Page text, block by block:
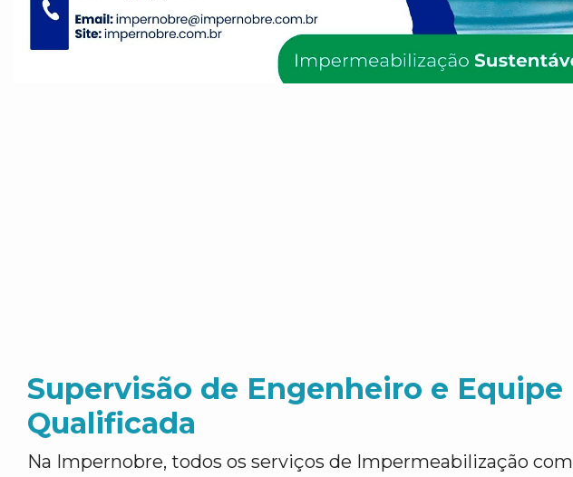
Supervisão de Engenheiro e Equipe
Qualificada
Na Impernobre, todos os serviços de Impermeabilização com